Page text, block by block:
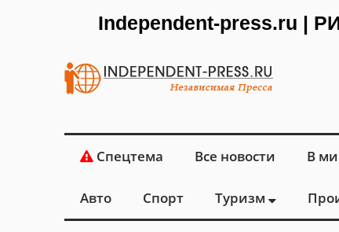
Independent-press.ru |
Спецтема Все новости В
Авто Спорт Туризм